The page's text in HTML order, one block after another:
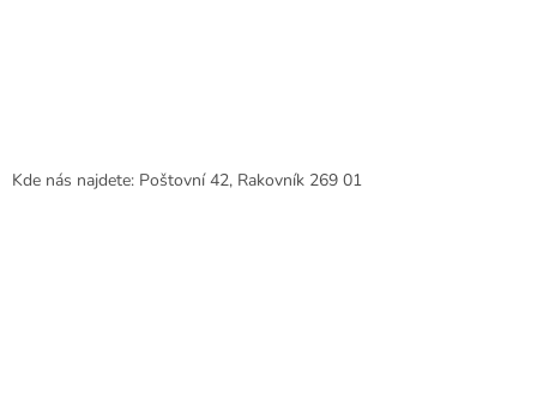
Kde nás najdete: Poštovní 42, Rakovník 269 01